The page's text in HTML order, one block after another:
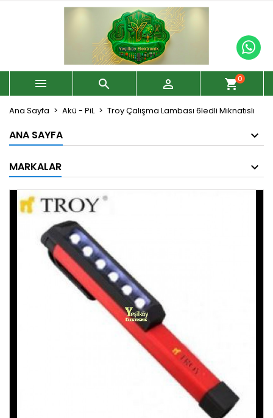
   shopping_cart0
Ana Sayfa Akü - PiL Troy Çalışma Lambası 6ledli Mıknatıslı
ANA SAYFA
MARKALAR